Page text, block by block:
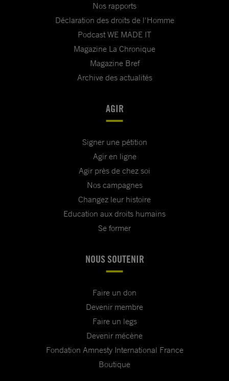
Nos rapports
Déclaration des droits de l'Homme
Podcast WE MADE IT
Magazine La Chronique
Magazine Bref
Archive des actualités
AGIR
Signer une pétition
Agir en ligne
Agir près de chez soi
Nos campagnes
Changez leur histoire
Education aux droits humains
Se former
NOUS SOUTENIR
Faire un don
Devenir membre
Faire un legs
Devenir mécène
Fondation Amnesty International France
Boutique